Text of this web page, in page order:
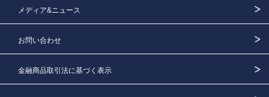
メディア&ニュース
お問い合わせ
金融商品取引法に基づく表示